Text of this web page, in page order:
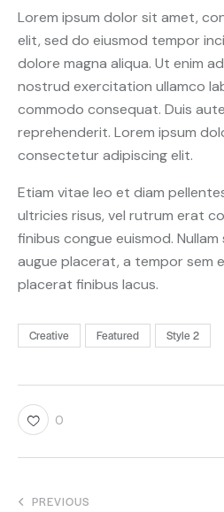
Lorem ipsum dolor sit amet,
elit, sed do eiusmod tempor
dolore magna aliqua. Ut enim
nostrud exercitation ullamco
commodo consequat. Duis
reprehenderit. Lorem ipsum
consectetur adipiscing elit.
Etiam vitae leo et diam
ultricies risus, vel rutrum erat
finibus congue euismod.
augue placerat, a tempor sem
placerat finibus lacus.
Creative Featured Style 2
0
PREVIOUS